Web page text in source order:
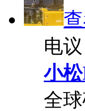
电议
小
全